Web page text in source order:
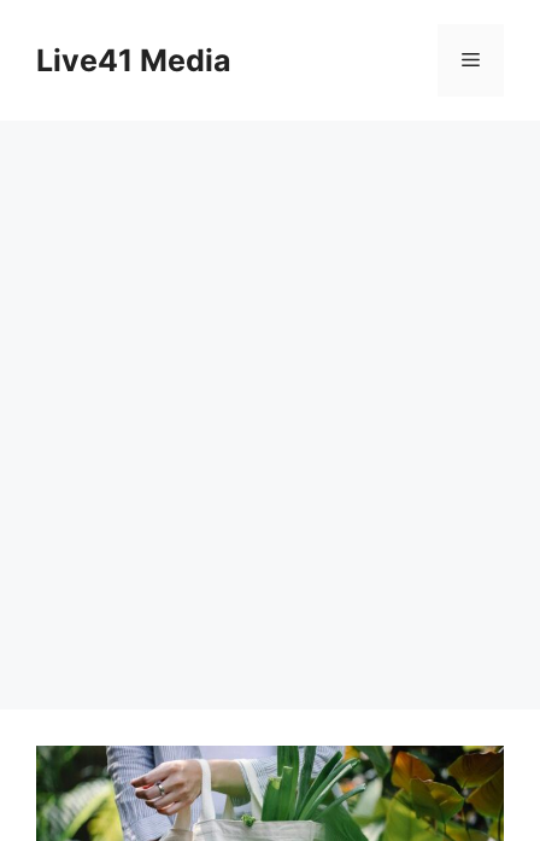
contentLive41 Media Menu